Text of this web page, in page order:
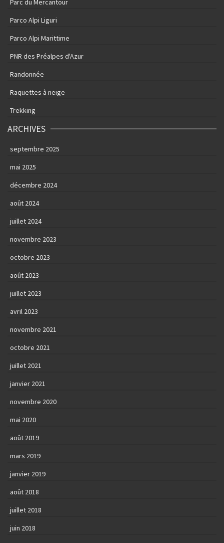
Parc du Mercantour
Parco Alpi Liguri
Parco Alpi Marittime
PNR des Préalpes d'Azur
Randonnée
Raquettes à neige
Trekking
ARCHIVES
septembre 2025
mai 2025
décembre 2024
août 2024
juillet 2024
novembre 2023
octobre 2023
août 2023
juillet 2023
avril 2023
novembre 2021
octobre 2021
juillet 2021
janvier 2021
novembre 2020
mai 2020
août 2019
mars 2019
janvier 2019
août 2018
juillet 2018
juin 2018